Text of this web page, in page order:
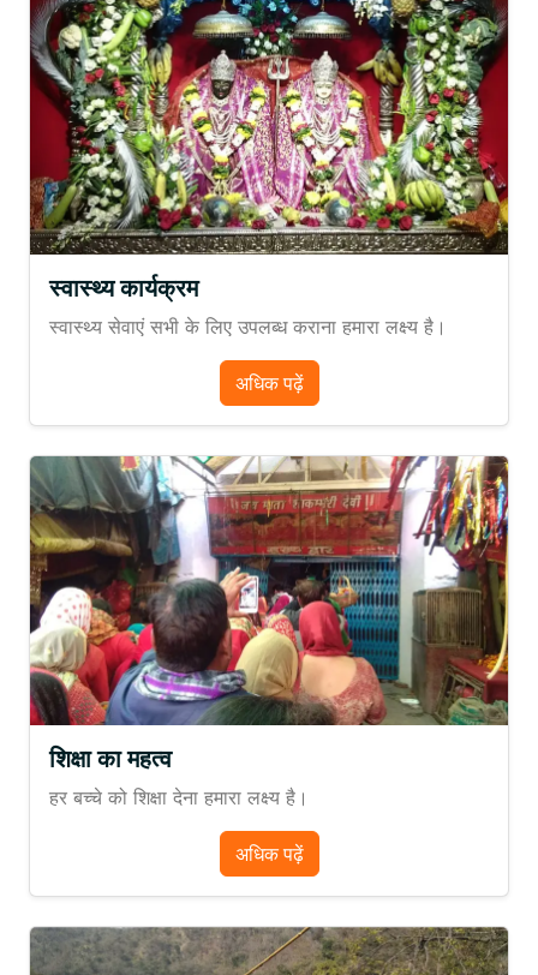
स्वास्थ्य कार्यक्रम
स्वास्थ्य सेवाएं सभी के लिए उपलब्ध कराना हमारा लक्ष्य है।
अधिक पढ़ें
शिक्षा का महत्व
हर बच्चे को शिक्षा देना हमारा लक्ष्य है।
अधिक पढ़ें